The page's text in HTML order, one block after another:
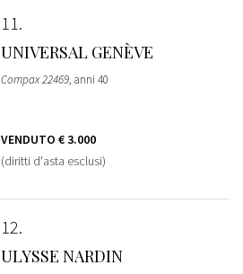
11
UNIVERSAL GENÈVE
Compax 22469, anni 40
VENDUTO € 3.000
(diritti d'asta esclusi)
12
ULYSSE NARDIN